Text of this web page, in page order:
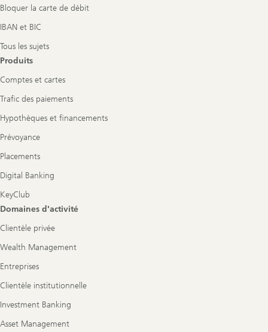
Bloquer la carte de débit
IBAN et BIC
Tous les sujets
Produits
Comptes et cartes
Trafic des paiements
Hypothèques et financements
Prévoyance
Placements
Digital Banking
KeyClub
Domaines d'activité
Clientèle privée
Wealth Management
Entreprises
Clientèle institutionnelle
Investment Banking
Asset Management